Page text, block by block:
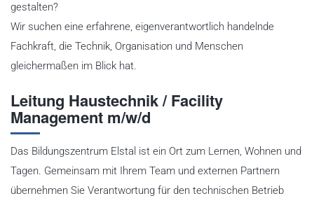
gestalten?
Wir suchen eine erfahrene, eigenverantwortlich handelnde
Fachkraft, die Technik, Organisation und Menschen
gleichermaßen im Blick hat.
Leitung Haustechnik / Facility
Management m/w/d
Das Bildungszentrum Elstal ist ein Ort zum Lernen, Wohnen und
Tagen. Gemeinsam mit Ihrem Team und externen Partnern
übernehmen Sie Verantwortung für den technischen Betrieb